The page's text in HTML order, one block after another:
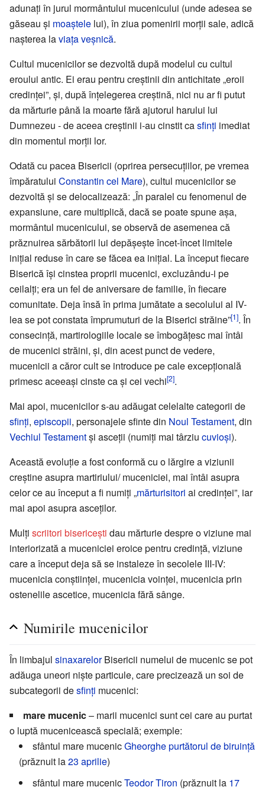
adunați în jurul mormântului mucenicului (unde adesea se
găseau și moaștele lui), în ziua pomenirii morții sale, adică
nașterea laviața veșnică.
Cultul mucenicilor se dezvoltă după modelul cu cultul
eroului antic. Ei erau pentru creștinii din antichitate „eroii
credinței”, și, după înțelegerea creștină, nici nu ar fi putut
da mărturie până la moarte fără ajutorul harului lui
Dumnezeu - de aceea creștinii i-au cinstit casfinți imediat
din momentul morții lor.
Odată cu pacea Bisericii (oprirea persecuțiilor, pe vremea
împăratului Constantin cel Mare), cultul mucenicilor se
dezvoltă și se delocalizează: „În paralel cu fenomenul de
expansiune, care multiplică, dacă se poate spune așa,
mormântul mucenicului, se observă de asemenea că
prăznuirea sărbătorii lui depășește încet-încet limitele
inițial reduse în care se făcea ea inițial. La început fiecare
Biserică își cinstea proprii mucenici, excluzându-i pe
ceilalți; era un fel de aniversare de familie, în fiecare
comunitate. Deja însă în prima jumătate a secolului al IV-
lea se pot constata împrumuturi de la Biserici străine”[1]. În
consecință, martirologiile locale se îmbogățesc mai întâi
de mucenici străini, și, din acest punct de vedere,
mucenicii a căror cult se introduce pe cale excepțională
primesc aceeași cinste ca și cei vechi[2].
Mai apoi, mucenicilor s-au adăugat celelalte categorii de
sfinți, episcopii, personajele sfinte din Noul Testament, din
Vechiul Testamentși asceții (numiți mai târziu cuvioși).
Această evoluție a fost conformă cu o lărgire a viziunii
creștine asupra martiriului/ muceniciei, mai întâi asupra
celor ce au început a fi numiți „mărturisitori ai credinței”, iar
mai apoi asupra asceților.
Mulți scriitori bisericești dau mărturie despre o viziune mai
interiorizată a muceniciei eroice pentru credință, viziune
care a început deja să se instaleze în secolele III-IV:
mucenicia conștiinței, mucenicia voinței, mucenicia prin
ostenelile ascetice, mucenicia fără sânge.
Numirile mucenicilor
În limbajul sinaxarelorBisericii numelui de mucenic se pot
adăuga uneori niște particule, care precizează un soi de
subcategorii desfinți mucenici:
mare mucenic– marii mucenici sunt cei care au purtat
o luptă mucenicească specială; exemple:
sfântul mare mucenicGheorghe purtătorul de biruință
(prăznuit la23 aprilie)
sfântul mare mucenicTeodor Tiron (prăznuit la 17